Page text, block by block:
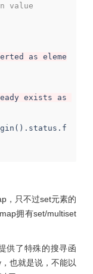
value
as eleme
exists as
(). status . f
，只不过set元素的
拥有set/multiset
供了特殊的搜寻函
也就是说，不能以